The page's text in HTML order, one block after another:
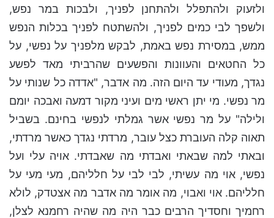
ולזעוק ולהתפלל ולהתחנן לפניך, ולבכות במר נפש,
ולשפך לבי כמים לפניך, ולהשתטח לפניך בכלות הנפש
ממש, במסירת נפש באמת, לבקש מלפניך על נפשי, על
כל החטאים והעוונות והפשעים שהרביתי מאד לפשע
נגדך, מעודי עד היום הזה. מה אדבר, "אדדה כל שנותי על
מר נפשי. מי יתן ראשי מים ועיני מקור דמעה ואבכה יומם
ולילה" על מר נפשי אשר גמלתי לנפשי בחינם. בשביל
תאוה קלה העוברת כצל עובר, מרדתי נגדך כאשר מרדתי,
ובאתי למה שבאתי ואבדתי מה שאבדתי. אויה עלי ועל
נפשי, אוי מה עשיתי, לבי לבי על חלליהם, מעי מעי על
חלליהם. אוי ואבוי, מה אומר מה אדבר מה אצטדק, לולא
רחמיך וחסדיך הרבים כבר היה מה שהיה רחמנא לצלן,